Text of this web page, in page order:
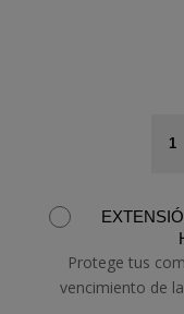
Protege tus
vencimiento de